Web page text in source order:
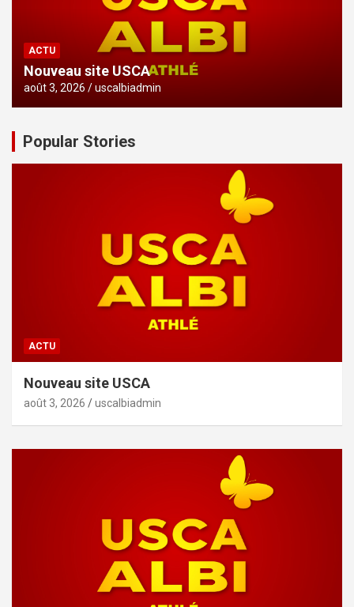
ACTU
Nouveau site USCA
août 3, 2026 uscalbiadmin
Popular Stories
ACTU
Nouveau site USCA
août 3, 2026 uscalbiadmin